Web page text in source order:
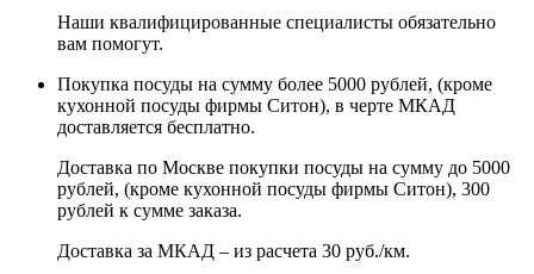
Наши квалифицированные специалисты обязательно
вам помогут.
Покупка посуды на сумму более 5000 рублей, (кроме
кухонной посуды фирмы Ситон), в черте МКАД
доставляется бесплатно.
Доставка по Москве покупки посуды на сумму до 5000
рублей, (кроме кухонной посуды фирмы Ситон), 300
рублей к сумме заказа.
Доставка за МКАД – из расчета 30 руб./км.